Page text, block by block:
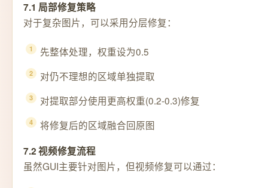
7.1 局部修复策略
对于复杂图片，可以采用分层修复：
先整体处理，权重设为0.5
对仍不理想的区域单独提取
对提取部分使用更高权重(0.2-0.3)修复
将修复后的区域融合回原图
7.2 视频修复流程
虽然GUI主要针对图片，但视频修复可以通过：